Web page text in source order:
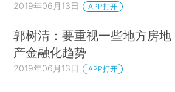
2019年06月13日 APP打开
郭树清：要重视一些地方房地
产金融化趋势
2019年06月13日 APP打开